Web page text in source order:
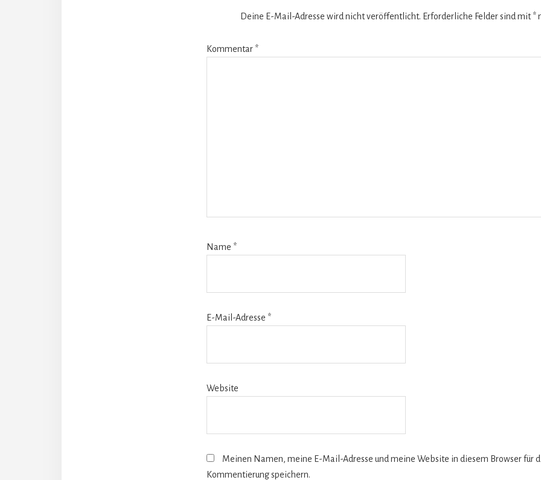
Deine E-Mail-Adresse wird nicht veröffentlicht. Erforderliche Felder sind mit*
Kommentar *
Name *
E-Mail-Adresse *
Website
Meinen Namen, meine E-Mail-Adresse und meine Website in diesem Browser für
Kommentierung speichern.